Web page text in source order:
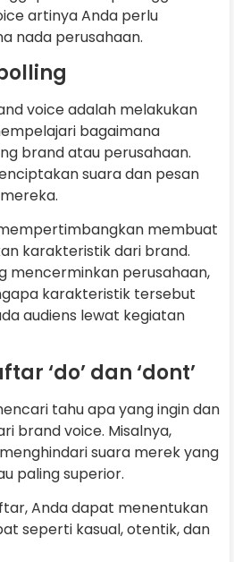
artinya Anda perlu
nada perusahaan.
voice adalah melakukan
bagaimana
brand atau perusahaan.
suara dan pesan
membuat
karakteristik dari brand.
mencerminkan perusahaan,
karakteristik tersebut
audiens lewat kegiatan
‘do’ dan ‘dont’
tahu apa yang ingin dan
brand voice. Misalnya,
suara merek yang
paling superior.
Anda dapat menentukan
seperti kasual, otentik, dan